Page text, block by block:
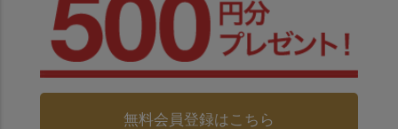
無料会員登録はこちら